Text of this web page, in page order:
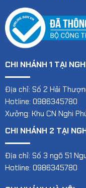
CHI NHÁNH 1 TẠI
Địa chỉ: Số 2 Hải
Hotline: 0986345780
Xưởng: Khu CN Nghi
CHI NHÁNH 2 TẠI
Địa chỉ: Số 3 ngõ 51
Hotline: 0986345780